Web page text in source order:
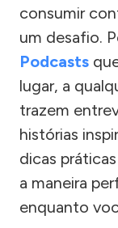
consumir
um desafio.
Podcasts
lugar, a
trazem
histórias
dicas
a maneira
enquanto